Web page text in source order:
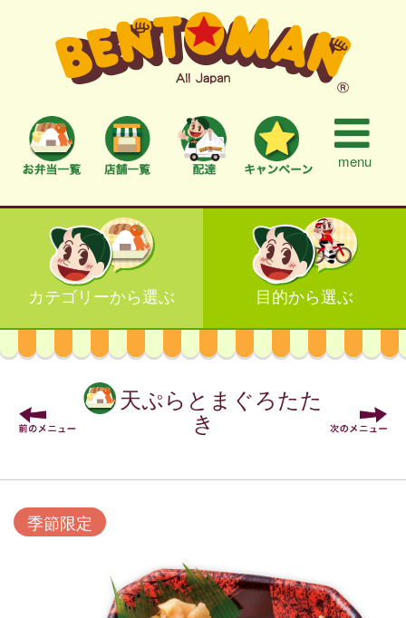
menu
カテゴリーから選ぶ 目的から選ぶ
天ぷらとまぐろたた
き
季節限定